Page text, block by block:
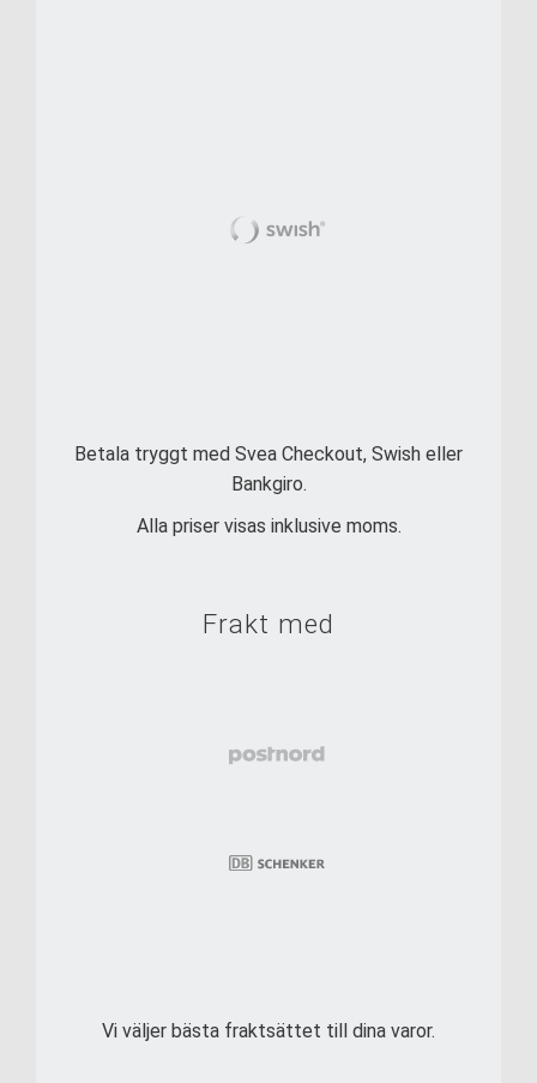
Betala tryggt med Svea Checkout, Swish eller
Bankgiro.
Alla priser visas inklusive moms.
Frakt med
Vi väljer bästa fraktsättet till dina varor.